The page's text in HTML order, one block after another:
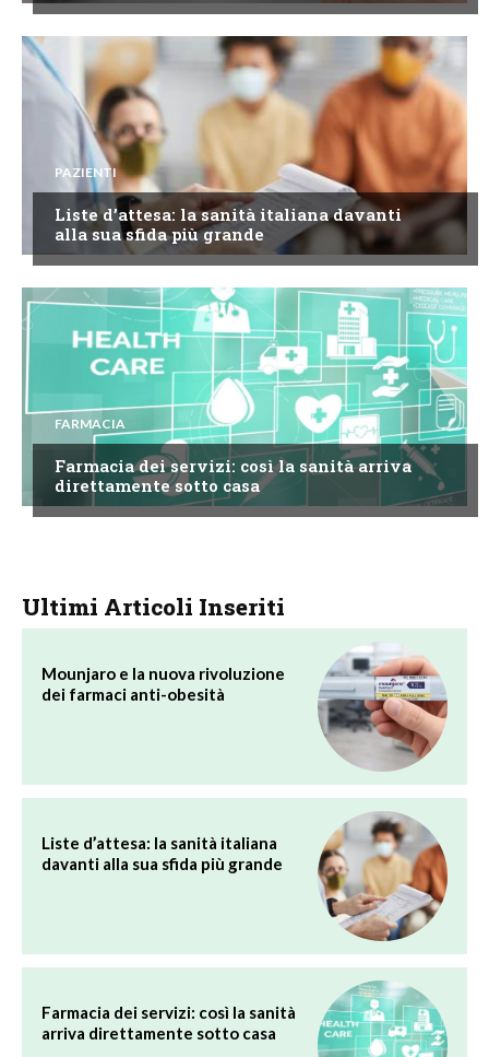
PAZIENTI
Liste d’attesa: la sanità italiana davanti
alla sua sfida più grande
FARMACIA
Farmacia dei servizi: così la sanità arriva
direttamente sotto casa
Ultimi Articoli Inseriti
Mounjaro e la nuova rivoluzione
dei farmaci anti-obesità
Liste d’attesa: la sanità italiana
davanti alla sua sfida più grande
Farmacia dei servizi: così la sanità
arriva direttamente sotto casa